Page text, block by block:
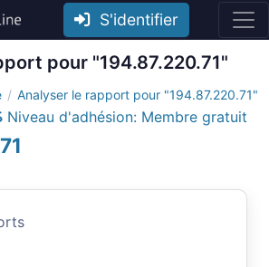
S'identifier
pour "194.87.220.71"
Analyser le rapport pour "194.87.220.71"
Niveau d'adhésion: Membre gratuit